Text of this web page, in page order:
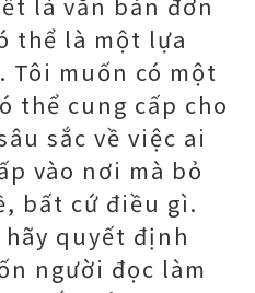
thể là một lựa
Tôi muốn có một
thể cung cấp cho
sắc về việc ai
vào nơi mà bỏ
bất cứ điều gì.
quyết định
người đọc làm